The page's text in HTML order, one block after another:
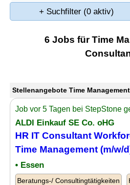
+ Suchfilter (0 aktiv)
6 Jobs für Time
Stellenangebote Time
Job vor 5 Tagen bei StepStone
ALDI Einkauf SE Co. oHG
HR IT Consultant
Time Management (m/w/
• Essen
Beratungs-/ Consultingtätigkeiten